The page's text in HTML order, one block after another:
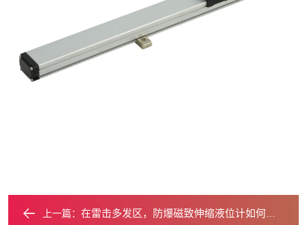
上一篇： 在雷击多发区，防爆磁致伸缩液位计如何保障信号传输安全？